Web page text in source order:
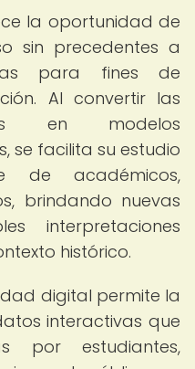
la oportunidad de
sin precedentes a
para fines de
Al convertir las
en modelos
se facilita su estudio
de académicos,
brindando nuevas
interpretaciones
histórico.
digital permite la
interactivas que
por estudiantes,